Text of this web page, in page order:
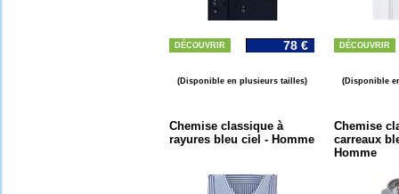
DÉCOUVRIR 78 €
(Disponible en plusieurs tailles)
DÉCOUVRIR
(Disponible
Chemise classique à
rayures bleu ciel - Homme
Chemise
carreaux
Homme